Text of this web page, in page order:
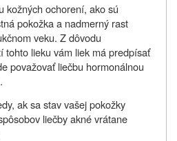
kožných ochorení, ako sú
pokožka a nadmerný rast
veku. Z dôvodu
tohto lieku vám liek má predpísať
považovať liečbu hormonálnou
ak sa stav vašej pokožky
liečby akné vrátane